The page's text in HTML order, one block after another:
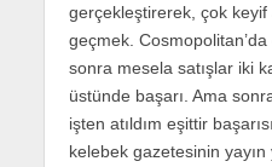
gerçekleştirerek, çok keyif
geçmek. Cosmopolitan’da
sonra mesela satışlar iki
üstünde başarı. Ama
işten atıldım eşittir
kelebek gazetesinin